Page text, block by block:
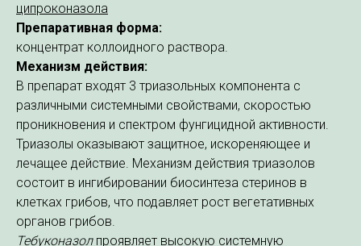
ципроконазола
Препаративная форма:
концентрат коллоидного раствора.
Механизм действия:
В препарат входят 3 триазольных компонента с
различными системными свойствами, скоростью
проникновения и спектром фунгицидной активности.
Триазолы оказывают защитное, искореняющее и
лечащее действие. Механизм действия триазолов
состоит в ингибировании биосинтеза стеринов в
клетках грибов, что подавляет рост вегетативных
органов грибов.
Тебуконазол проявляет высокую системную